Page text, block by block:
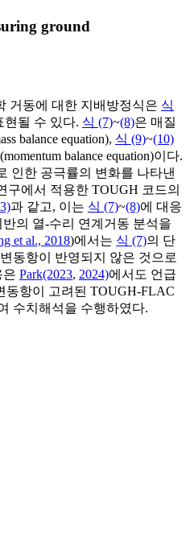
ground
거동에 대한 지배방정식은 식
현될 수 있다. 식 (7)~(8)은 매질
balance equation), 식 (9)~(10)
balance equation)이다.
인한 공극률의 변화를 나타낸
구에서 적용한 TOUGH 코드의
과 같고, 이는 식 (7)~(8)에 대응
의 열-수리 연계거동 분석을
et al., 2018)에서는 식 (7)의 단
동항이 반영되지 않은 것으로
은 Park(2023, 2024)에서도 언급
동항이 고려된 TOUGH-FLAC
수치해석을 수행하였다.